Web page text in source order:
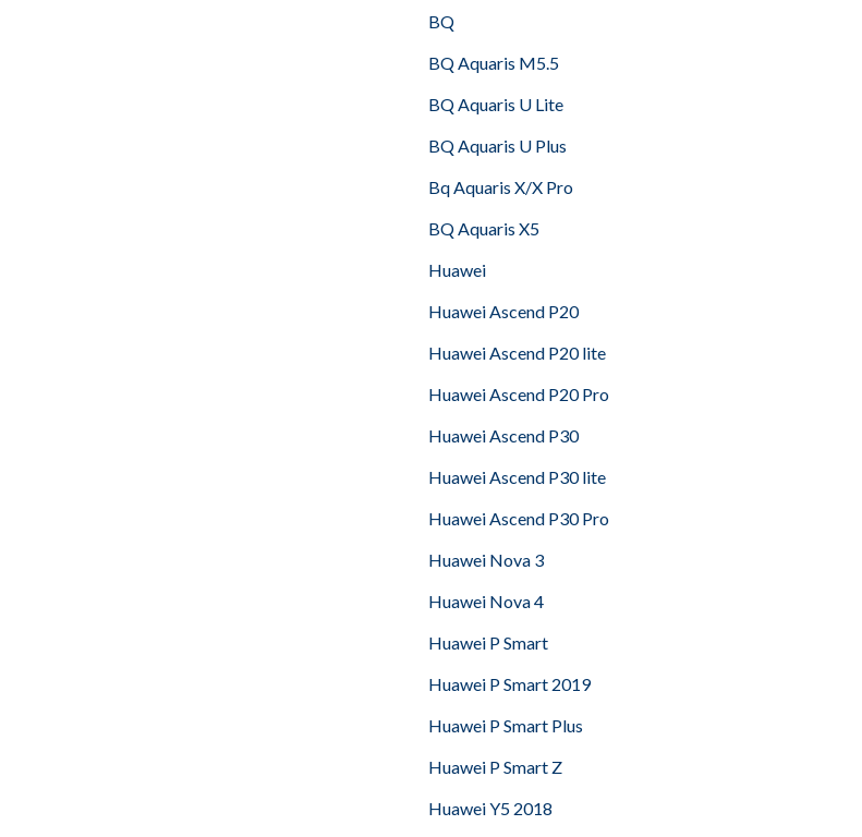
BQ
BQ Aquaris M5.5
BQ Aquaris U Lite
BQ Aquaris U Plus
Bq Aquaris X/X Pro
BQ Aquaris X5
Huawei
Huawei Ascend P20
Huawei Ascend P20 lite
Huawei Ascend P20 Pro
Huawei Ascend P30
Huawei Ascend P30 lite
Huawei Ascend P30 Pro
Huawei Nova 3
Huawei Nova 4
Huawei P Smart
Huawei P Smart 2019
Huawei P Smart Plus
Huawei P Smart Z
Huawei Y5 2018